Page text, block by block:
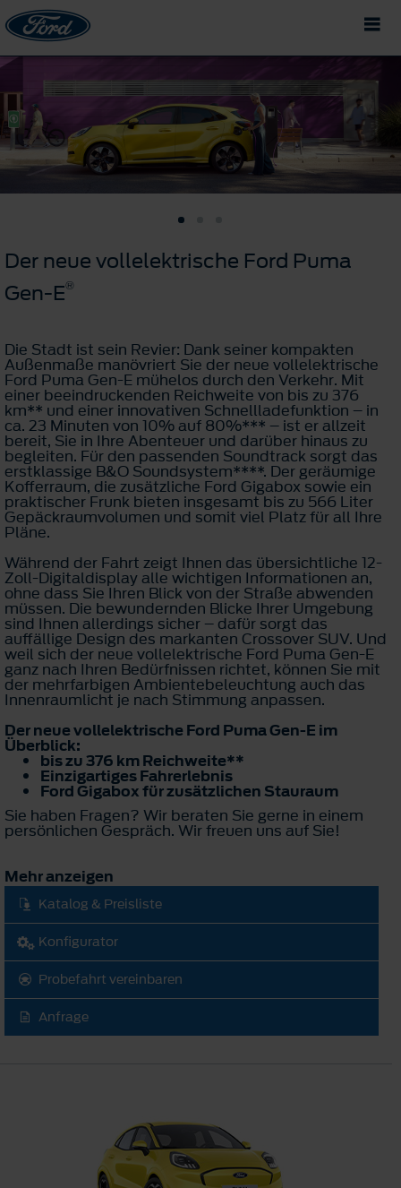
Der neue vollelektrische Ford Puma
Gen-E®
Die Stadt ist sein Revier: Dank seiner kompakten
Außenmaße manövriert Sie der neue vollelektrische
Ford Puma Gen-E mühelos durch den Verkehr. Mit
einer beeindruckenden Reichweite von bis zu 376
km** und einer innovativen Schnellladefunktion – in
ca. 23 Minuten von 10% auf 80%*** – ist er allzeit
bereit, Sie in Ihre Abenteuer und darüber hinaus zu
begleiten. Für den passenden Soundtrack sorgt das
erstklassige B&O Soundsystem****. Der geräumige
Kofferraum, die zusätzliche Ford Gigabox sowie ein
praktischer Frunk bieten insgesamt bis zu 566 Liter
Gepäckraumvolumen und somit viel Platz für all Ihre
Pläne.
Während der Fahrt zeigt Ihnen das übersichtliche 12-
Zoll-Digitaldisplay alle wichtigen Informationen an,
ohne dass Sie Ihren Blick von der Straße abwenden
müssen. Die bewundernden Blicke Ihrer Umgebung
sind Ihnen allerdings sicher – dafür sorgt das
auffällige Design des markanten Crossover SUV. Und
weil sich der neue vollelektrische Ford Puma Gen-E
ganz nach Ihren Bedürfnissen richtet, können Sie mit
der mehrfarbigen Ambientebeleuchtung auch das
Innenraumlicht je nach Stimmung anpassen.
Der neue vollelektrische Ford Puma Gen-E im
Überblick:
bis zu 376 km Reichweite**
Einzigartiges Fahrerlebnis
Ford Gigabox für zusätzlichen Stauraum
Sie haben Fragen? Wir beraten Sie gerne in einem
persönlichen Gespräch. Wir freuen uns auf Sie!
Mehr anzeigen
Katalog & Preisliste
Konfigurator
Probefahrt vereinbaren
Anfrage